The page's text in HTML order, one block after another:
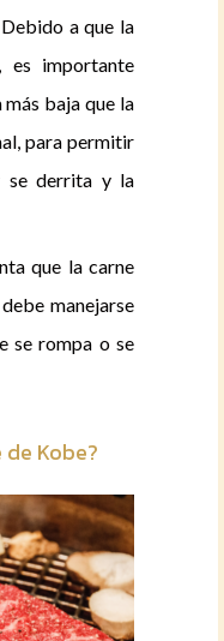
a que la
es importante
baja que la
para permitir
se derrita y la
que la carne
manejarse
se rompa o se
Kobe?